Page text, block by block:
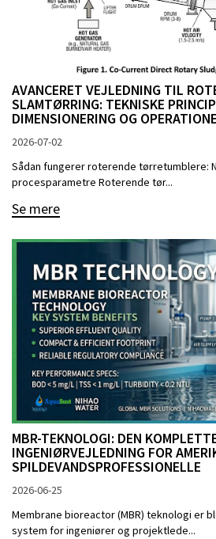
AVANCERET VEJLEDNING TIL
SLAMTØRRING: TEKNISKE
DIMENSIONERING OG
2026-07-02
Sådan fungerer roterende tørretumblere:
procesparametre Roterende tør...
Se mere
MBR-TEKNOLOGI: DEN
INGENIØRVEJLEDNING FOR
SPILDEVANDSPROFESSIONELLE
2026-06-25
Membrane bioreactor (MBR) teknologi er
system for ingeniører og projektlede...